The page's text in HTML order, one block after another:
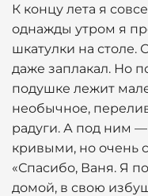
К концу лета я
однажды утром я
шкатулки на столе.
даже заплакал. Но
подушке лежит
необычное,
радуги. А под ним
кривыми, но очень
«Спасибо, Ваня. Я
домой, в свою